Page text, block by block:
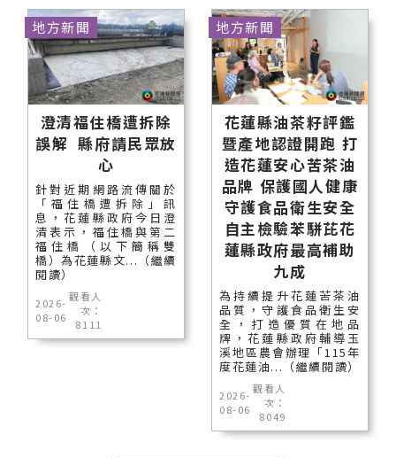
澄清福住橋遭拆除
誤解 縣府請民眾放
心
針對近期網路流傳關於
「福住橋遭拆除」訊
息，花蓮縣政府今日澄
清表示，福住橋與第二
福住橋（以下簡稱雙
橋）為花蓮縣文...（繼續
閱讀）
2026-
08-06
觀看人
次：
8111
地方新聞
花蓮縣油茶籽評鑑
暨產地認證開跑 打
造花蓮安心苦茶油
品牌 保護國人健康
守護食品衛生安全
自主檢驗苯駢芘花
蓮縣政府最高補助
九成
為持續提升花蓮苦茶油
品質，守護食品衛生安
全，打造優質在地品
牌，花蓮縣政府輔導玉
溪地區農會辦理「115年
度花蓮油...（繼續閱讀）
2026-
08-06
觀看人
次：
8049
地方新聞